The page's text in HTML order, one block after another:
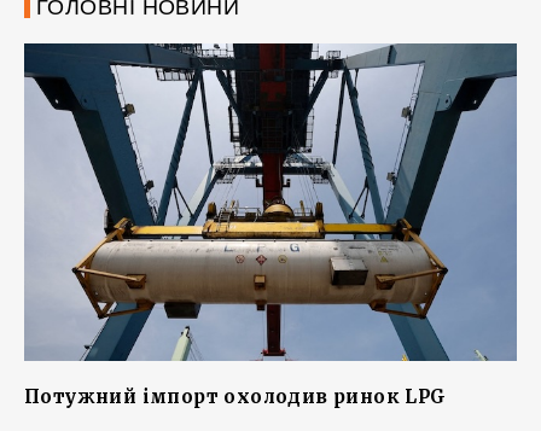
ГОЛОВНІ НОВИНИ
Потужний імпорт охолодив ринок LPG